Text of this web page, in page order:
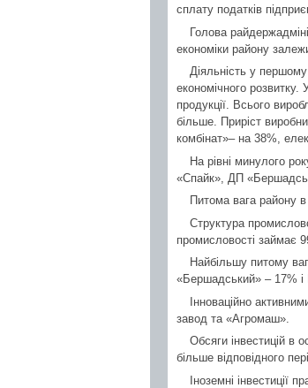
сплату податків
Голова
економіки району
Діяльність у
економічного розвитку.
продукції. Всього
більше. Приріст
комбінат»– на 38%,
На рівні минулого
«Спайк», ДП
Питома вага району в
Структура
промисловості займає
Найбільшу питому
«Бершадський» – 17%
Інноваційно
завод та «Агромаш».
Обсяги інвестицій в
більше відповідного
Іноземні